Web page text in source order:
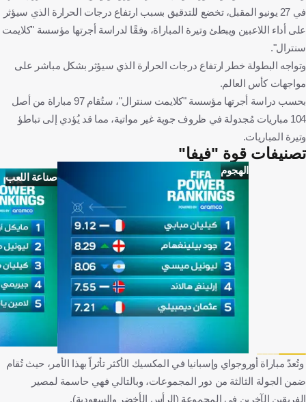
في 27 يونيو المقبل، تخضع للتدقيق بسبب ارتفاع درجات الحرارة الذي سيؤثر
على أداء اللاعبين ويبطئ وتيرة المباراة، وفقًا لدراسة أجرتها مؤسسة "كلايمت
سنترال".
وتواجه البطولة خطر ارتفاع درجات الحرارة الذي سيؤثر بشكل مباشر على
مواجهات كأس العالم.
بحسب دراسة أجرتها مؤسسة "كلايمت سنترال"، ستُقام 97 مباراة من أصل
104 مباريات مُجدولة في ظروف جوية غير مواتية، مما قد يُؤدي إلى تباطؤ
وتيرة المباريات.
تصنيفات قوة "فيفا"
الهجوم
صناعة اللعب
وتُعدّ مباراة أوروجواي وإسبانيا في المكسيك الأكثر تأثراً بهذا الأمر، حيث تُقام
ضمن الجولة الثالثة من دور المجموعات، وبالتالي فهي حاسمة لمصير
الفريقين الآخرين في المجموعة (الرأس الأخضر والسعودية).